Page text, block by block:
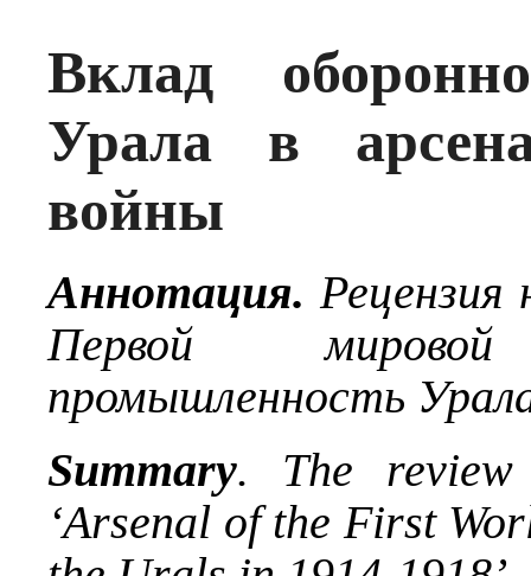
Вклад
Урала в
войны
Аннотация. Рецензия
Первой
промышленность
Summary. The
‘Arsenal of the First